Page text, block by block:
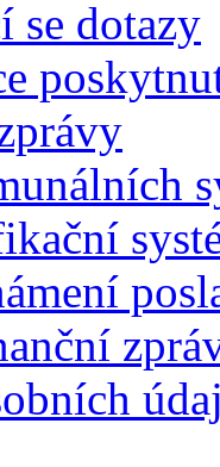
se dotazy